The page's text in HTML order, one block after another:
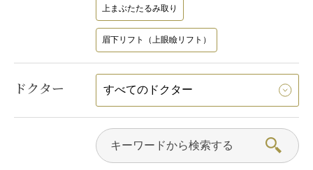
上まぶたたるみ取り
眉下リフト（上眼瞼リフト）
ドクター